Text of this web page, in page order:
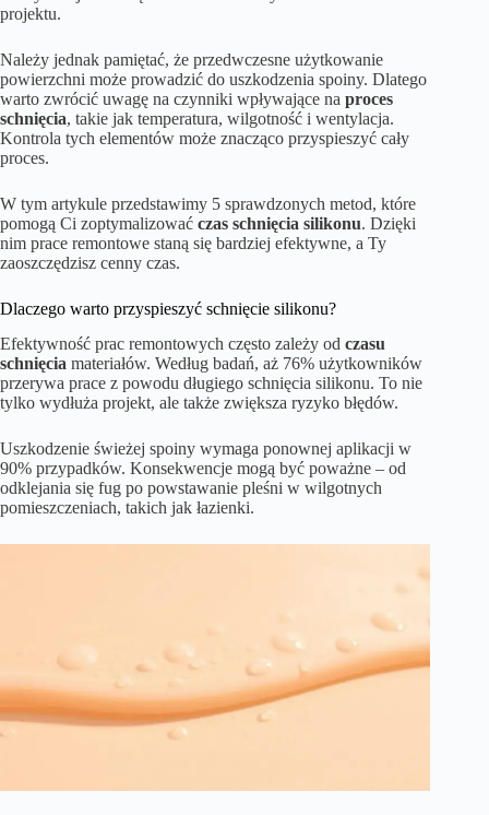
projektu.
Należy jednak pamiętać, że przedwczesne użytkowanie
powierzchni może prowadzić do uszkodzenia spoiny. Dlatego
warto zwrócić uwagę na czynniki wpływające na proces
schnięcia, takie jak temperatura, wilgotność i wentylacja.
Kontrola tych elementów może znacząco przyspieszyć cały
proces.
W tym artykule przedstawimy 5 sprawdzonych metod, które
pomogą Ci zoptymalizować czas schnięcia silikonu. Dzięki
nim prace remontowe staną się bardziej efektywne, a Ty
zaoszczędzisz cenny czas.
Dlaczego warto przyspieszyć schnięcie silikonu?
Efektywność prac remontowych często zależy od czasu
schnięcia materiałów. Według badań, aż 76% użytkowników
przerywa prace z powodu długiego schnięcia silikonu. To nie
tylko wydłuża projekt, ale także zwiększa ryzyko błędów.
Uszkodzenie świeżej spoiny wymaga ponownej aplikacji w
90% przypadków. Konsekwencje mogą być poważne – od
odklejania się fug po powstawanie pleśni w wilgotnych
pomieszczeniach, takich jak łazienki.